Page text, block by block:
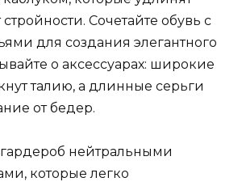
Сочетайте обувь с
для создания элегантного
о аксессуарах: широкие
талию, а длинные серьги
от бедер.
гардероб нейтральными
которые легко